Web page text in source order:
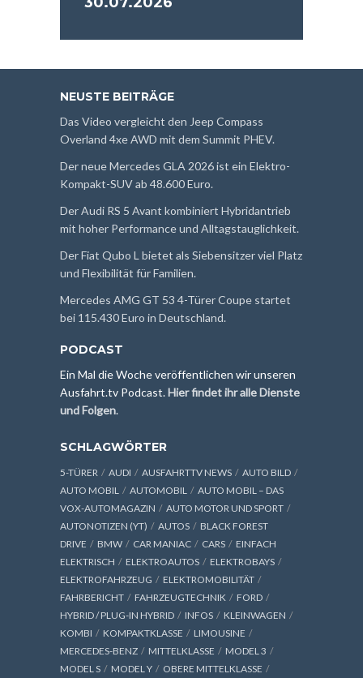
NEUSTE BEITRÄGE
Das Video vergleicht den Jeep Compass
Overland 4xe AWD mit dem Summit PHEV.
Der neue Mercedes GLA 2026 ist ein Elektro-
Kompakt-SUV ab 48.600 Euro.
Der Audi RS 5 Avant kombiniert Hybridantrieb
mit hoher Performance und Alltagstauglichkeit.
Der Fiat Qubo L bietet als Siebensitzer viel Platz
und Flexibilität für Familien.
Mercedes AMG GT 53 4-Türer Coupe startet
bei 115.430 Euro in Deutschland.
PODCAST
Ein Mal die Woche veröffentlichen wir unseren
Ausfahrt.tv Podcast.Hier findet ihr alle Dienste
und Folgen.
SCHLAGWÖRTER
5-TÜRER AUDI AUSFAHRTTV NEWS
AUTO BILD
AUTO MOBIL
AUTOMOBIL
AUTO MOBIL – DAS
VOX-AUTOMAGAZIN
AUTO MOTOR UND SPORT
AUTONOTIZEN (YT)
AUTOS
BLACK FOREST
DRIVE
BMW CAR MANIAC CARS
EINFACH
ELEKTRISCH
ELEKTROAUTOS
ELEKTROBAYS
ELEKTROFAHRZEUG
ELEKTROMOBILITÄT
FAHRBERICHT
FAHRZEUGTECHNIK
FORD
HYBRID / PLUG-IN HYBRID
INFOS
KLEINWAGEN
KOMBI
KOMPAKTKLASSE
LIMOUSINE
MERCEDES-BENZ
MITTELKLASSE
MODEL 3
MODEL S
MODEL Y OBERE MITTELKLASSE